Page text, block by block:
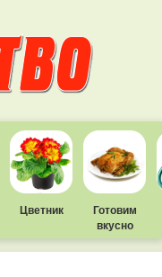
Цветник
Готовим
вкусно